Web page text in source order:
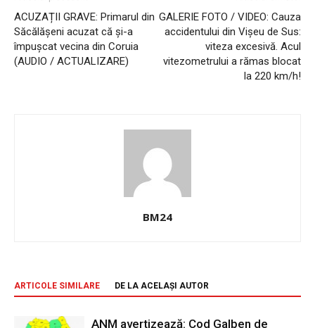
ACUZAȚII GRAVE: Primarul din
Săcălășeni acuzat că și-a
împușcat vecina din Coruia
(AUDIO / ACTUALIZARE)
GALERIE FOTO / VIDEO: Cauza
accidentului din Vişeu de Sus:
viteza excesivă. Acul
vitezometrului a rămas blocat
la 220 km/h!
BM24
ARTICOLE SIMILARE DE LA ACELAȘI AUTOR
ANM avertizează: Cod Galben de